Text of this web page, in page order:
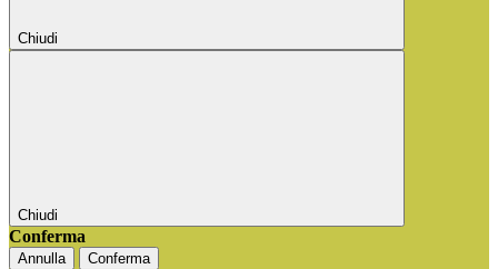
Chiudi
Chiudi
Conferma
Annulla Conferma